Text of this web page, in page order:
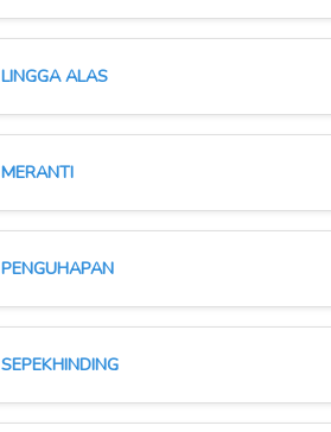
LINGGA ALAS
MERANTI
PENGUHAPAN
SEPEKHINDING